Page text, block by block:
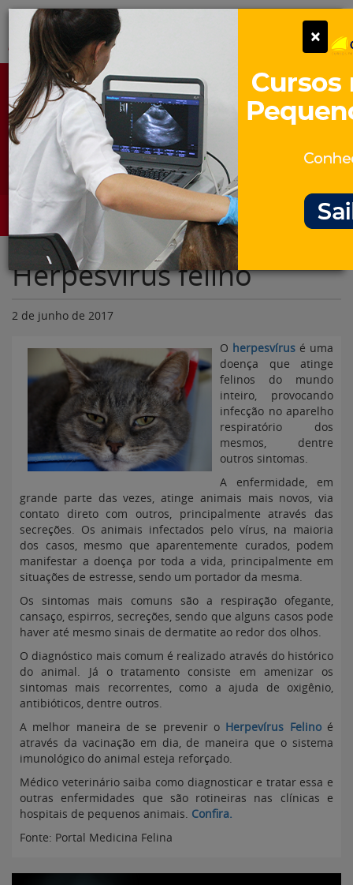
Pular
para
conteúdo
Portal para Profissionais Veterinários
Assine Gratuitamente
Categorias
Herpesvírus felino
2 de junho de 2017
O herpesvírus é uma
doença que atinge
felinos do mundo
inteiro, provocando
infecção no aparelho
respiratório dos
mesmos, dentre
outros sintomas.
A enfermidade, em
grande parte das vezes, atinge animais mais novos, via
contato direto com outros, principalmente através das
secreções. Os animais infectados pelo vírus, na maioria
dos casos, mesmo que aparentemente curados, podem
manifestar a doença por toda a vida, principalmente em
situações de estresse, sendo um portador da mesma.
Os sintomas mais comuns são a respiração ofegante,
cansaço, espirros, secreções, sendo que alguns casos pode
haver até mesmo sinais de dermatite ao redor dos olhos.
O diagnóstico mais comum é realizado através do histórico
do animal. Já o tratamento consiste em amenizar os
sintomas mais recorrentes, como a ajuda de oxigênio,
antibióticos, dentre outros.
A melhor maneira de se prevenir o Herpevírus Felinoé
através da vacinação em dia, de maneira que o sistema
imunológico do animal esteja reforçado.
Médico veterinário saiba como diagnosticar e tratar essa e
outras enfermidades que são rotineiras nas clínicas e
hospitais de pequenos animais. Confira.
Fonte: Portal Medicina Felina
×